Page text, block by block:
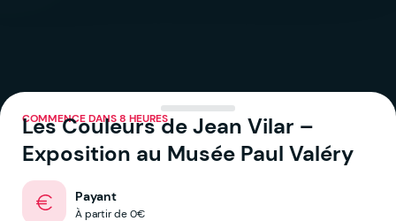
COMMENCE DANS 8 HEURES
Les Couleurs de Jean Vilar –
Exposition au Musée Paul Valéry
Payant
À partir de 0€